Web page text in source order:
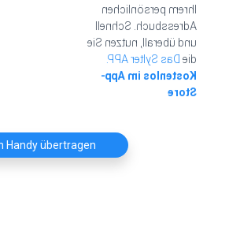
Ihrem persönlichen
Adressbuch. Schnell
und überall, nutzen Sie
die
Das Sylter APP.
Kostenlos im App-
Store
Handy übertragen